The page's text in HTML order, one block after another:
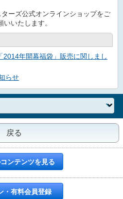
ーズ公式オンラインショップをご
いたします。
2014年開幕福袋」販売に関しまし
らせ
戻る
ンテンツを見る
・有料会員登録